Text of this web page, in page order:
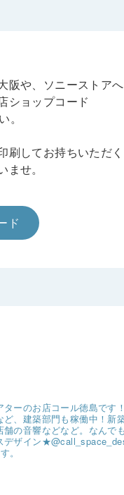
阪や、ソニーストア
ショップコード
。
刷してお持ちいただく
せ。
ド
ーのお店コール徳島です
、建築部門も稼働中！ 新
の音響などなど。 なんで
デザイン★
。